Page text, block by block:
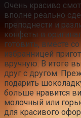
Очень красиво
вполне реально
преподнести и
конфеты в
готовить, вместе
избранницей
вручную. В итоге
друг с другом.
подарить
больше нравится
молочный или
для красивого